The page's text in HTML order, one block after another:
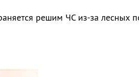
решим ЧС из-за лесных